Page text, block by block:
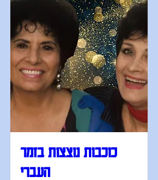
כוכבות נוצצות בזמר
העברי